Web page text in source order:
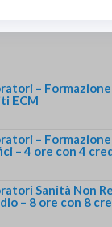
–
ECM
–
– 4 ore con 4
Sanità Non
– 8 ore con 8